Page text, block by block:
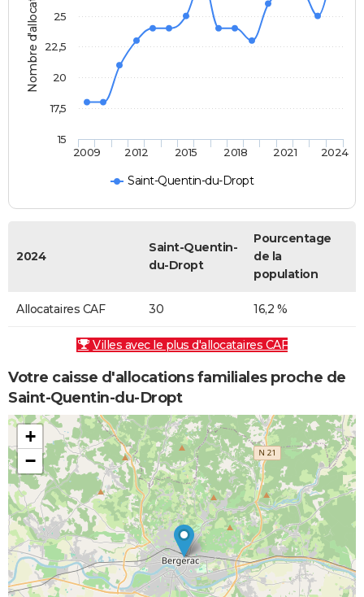
Nombre d'allocataires
Saint-Quentin-du-Dropt
2009 2012 2015 2018 2021 2024
15
17,5
20
22,5
25
2024
Saint-Quentin-
du-Dropt
Pourcentage
de la
population
Allocataires CAF 30 16,2 %
Villes avec le plus d'allocataires CAF
Votre caisse d'allocations familiales proche de
Saint-Quentin-du-Dropt
+
−